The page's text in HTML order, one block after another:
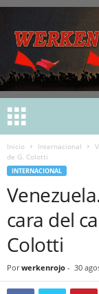
Inicio Internacional
de G. Colotti
INTERNACIONAL
cara del
Colotti
Por werkenrojo - 30